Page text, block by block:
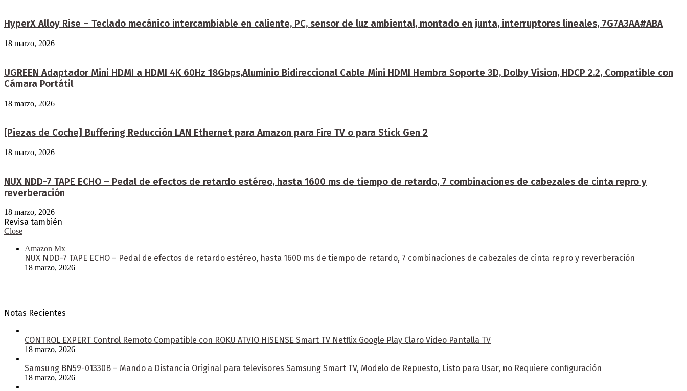
HyperX Alloy Rise – Teclado mecánico intercambiable en caliente, PC, sensor de luz ambiental, montado en junta, interruptores lineales, 7G7A3AA#ABA
18 marzo, 2026
UGREEN Adaptador Mini HDMI a HDMI 4K 60Hz 18Gbps,Aluminio Bidireccional Cable Mini HDMI Hembra Soporte 3D, Dolby Vision, HDCP 2.2, Compatible con
Cámara Portátil
18 marzo, 2026
[Piezas de Coche] Buffering Reducción LAN Ethernet para Amazon para Fire TV o para Stick Gen 2
18 marzo, 2026
NUX NDD-7 TAPE ECHO – Pedal de efectos de retardo estéreo, hasta 1600 ms de tiempo de retardo, 7 combinaciones de cabezales de cinta repro y
reverberación
18 marzo, 2026
Revisa también
Close
Amazon Mx
NUX NDD-7 TAPE ECHO – Pedal de efectos de retardo estéreo, hasta 1600 ms de tiempo de retardo, 7 combinaciones de cabezales de cinta repro y reverberación
18 marzo, 2026
Notas Recientes
CONTROL EXPERT Control Remoto Compatible con ROKU ATVIO HISENSE Smart TV Netflix Google Play Claro Video Pantalla TV
18 marzo, 2026
Samsung BN59-01330B – Mando a Distancia Original para televisores Samsung Smart TV, Modelo de Repuesto, Listo para Usar, no Requiere configuración
18 marzo, 2026